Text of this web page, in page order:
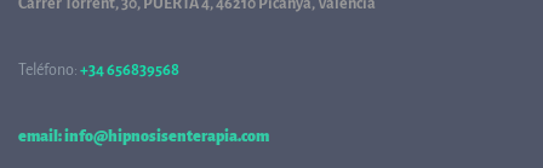
Carrer Torrent, 30, PUERTA 4, 46210 Picanya, Valencia
Teléfono: +34 656839568
email: info@hipnosisenterapia.com